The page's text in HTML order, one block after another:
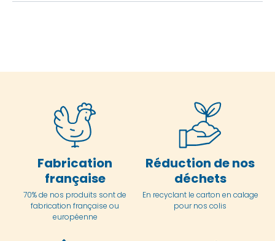
Fabrication
française
70% de nos produits sont de
fabrication française ou
européenne
Réduction de nos
déchets
En recyclant le carton en calage
pour nos colis